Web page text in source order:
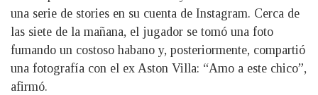
una serie de stories en su cuenta de Instagram. Cerca de
las siete de la mañana, el jugador se tomó una foto
fumando un costoso habano y, posteriormente, compartió
una fotografía con el ex Aston Villa: “Amo a este chico”,
afirmó.